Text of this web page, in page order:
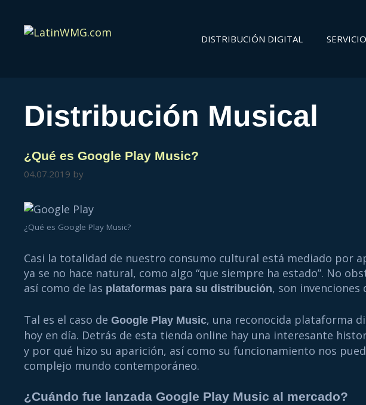
DISTRIBUCIÓN DIGITAL
Distribución Musical
¿Qué es Google Play Music?
04.07.2019 by
¿Qué es Google Play Music?
Casi la totalidad de nuestro consumo cultural está mediado por
ya se no hace natural, como algo “que siempre ha estado”. No
así como de las plataformas para su distribución, son invenciones
Tal es el caso de Google Play Music, una reconocida plataforma
hoy en día. Detrás de esta tienda online hay una interesante
y por qué hizo su aparición, así como su funcionamiento nos
complejo mundo contemporáneo.
¿Cuándo fue lanzada Google Play Music al mercado?